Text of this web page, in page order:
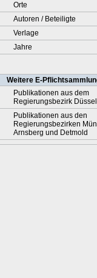
Orte
Autoren / Beteiligte
Verlage
Jahre
Weitere E-
Publikationen aus dem
Regierungsbezirk
Publikationen aus den
Regierungsbezirken
Arnsberg und Detmold